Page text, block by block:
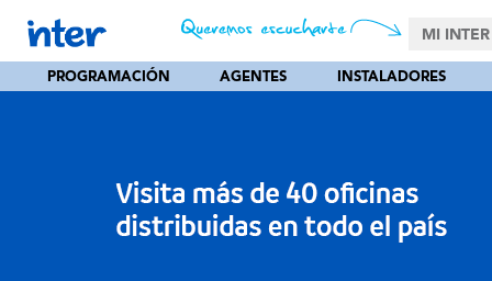
MI INTER
PROGRAMACIÓN AGENTES INSTALADORES